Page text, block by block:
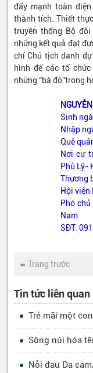
đẩy mạnh toàn
thành tích. Thiết
truyền thống Bộ đội
những kết quả đạt
chí Chủ tịch danh
hình để các tổ
những “bà đỡ”trong
Sinh
Nhập
Quê
Nơi c­ư
Phủ Lý-
Th­ương
Hội viên
Phó
Nam
SĐT:
Trang trước
Tin tức liên quan
Trẻ mãi một
Sông núi hóa
Nỗi đau Da